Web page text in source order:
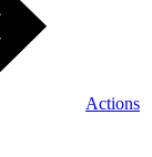
Actions